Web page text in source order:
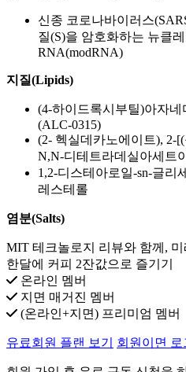
신종 코로나바이러스
질(S)을 암호화하는 뉴클
RNA(modRNA)
지질(Lipids)
(4-하이드록시부틸)아자
(ALC-0315)
(2- 헥실데카노에이트), 2-
N,N-디테트라데실아세트
1,2-디스테아로일-sn-글리
레스테롤
염분(Salts)
MIT 테크놀로지 리뷰와 함께,
한달에 커피 2잔값으로 즐기기
온라인 멤버
지면 매거진 멤버
(온라인+지면) 프리미엄 멤버
유료회원 플랜 보기 회원이면 로